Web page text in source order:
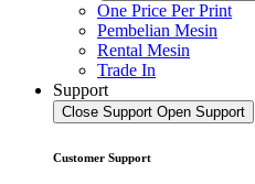
One Price Per Print
Pembelian Mesin
Rental Mesin
Trade In
Support
Close Support Open Support
Customer Support